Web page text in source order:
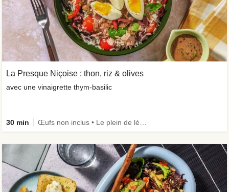
La Presque Niçoise : thon, riz & olives
avec une vinaigrette thym-basilic
30 min